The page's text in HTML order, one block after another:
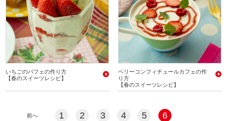
いちごのパフェの作り方
【春のスイーツレシピ】
ベリーコンフィチュールカフェの作
り方
【春のスイーツレシピ】
前へ 1 2 3 4 5 6